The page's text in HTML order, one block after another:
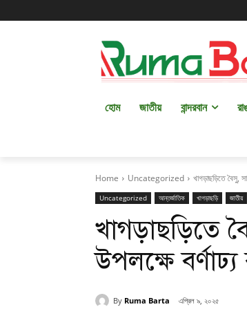
হোম জাতীয় বান্দরবান
Home Uncategorized খাগড়াছড়িতে বৈসু,
Uncategorized আন্তর্জাতিক খাগড়াছড়ি জাতীয়
খাগড়াছড়িতে
উপলক্ষে
By Ruma Barta এপ্রিল ৯, ২০২৫